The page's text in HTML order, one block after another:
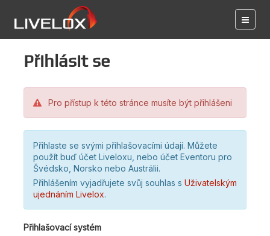
Přihlásit se
Pro přístup k této stránce musíte být přihlášeni
Přihlaste se svými přihlašovacími údají. Můžete
použít buď účet Liveloxu, nebo účet Eventoru pro
Švédsko, Norsko nebo Austrálii.
Přihlášením vyjadřujete svůj souhlas s Uživatelským
ujednáním Livelox.
Přihlašovací systém